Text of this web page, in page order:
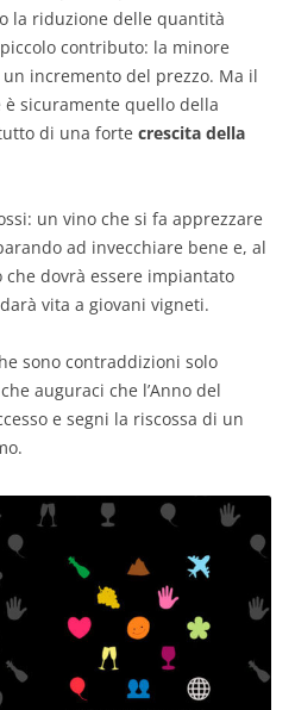
la riduzione delle quantità
contributo: la minore
incremento del prezzo. Ma il
sicuramente quello della
di una forte crescita della
un vino che si fa apprezzare
ad invecchiare bene e, al
dovrà essere impiantato
vita a giovani vigneti.
sono contraddizioni solo
auguraci che l’Anno del
e segni la riscossa di un